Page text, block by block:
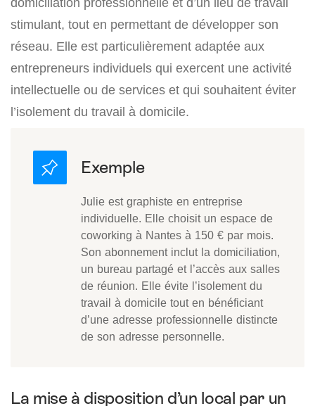
stimulant, tout en permettant de développer son
réseau. Elle est particulièrement adaptée aux
entrepreneurs individuels qui exercent une activité
intellectuelle ou de services et qui souhaitent éviter
l’isolement du travail à domicile.
Julie est graphiste en entreprise
individuelle. Elle choisit un espace de
coworking à Nantes à 150 € par mois.
Son abonnement inclut la domiciliation,
un bureau partagé et l’accès aux salles
de réunion. Elle évite l’isolement du
travail à domicile tout en bénéficiant
d’une adresse professionnelle distincte
de son adresse personnelle.
La mise à disposition d’un local par un